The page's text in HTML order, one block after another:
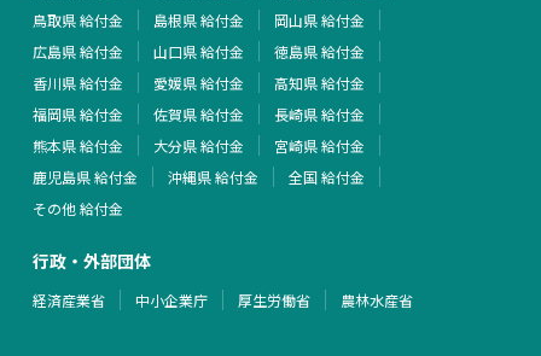
鳥取県 給付金
島根県 給付金
岡山県 給付金
広島県 給付金
山口県 給付金
徳島県 給付金
香川県 給付金
愛媛県 給付金
高知県 給付金
福岡県 給付金
佐賀県 給付金
長崎県 給付金
熊本県 給付金
大分県 給付金
宮崎県 給付金
鹿児島県 給付金
沖縄県 給付金
全国 給付金
その他 給付金
行政・外部団体
経済産業省 中小企業庁 厚生労働省 農林水産省